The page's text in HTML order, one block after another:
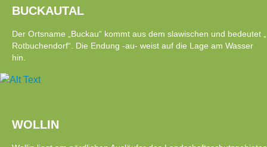
BUCKAUTAL
Der Ortsname „Buckau“ kommt aus dem slawischen und bedeutet „
Rotbuchendorf“. Die Endung -au- weist auf die Lage am Wasser
hin.
WOLLIN